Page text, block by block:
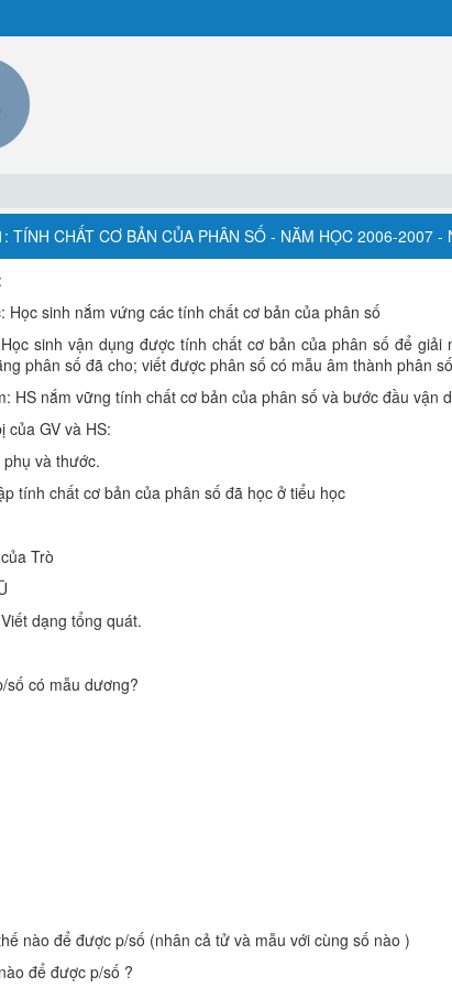
TÍNH CHẤT CƠ BẢN CỦA PHÂN SỐ - NĂM HỌC 2006-2007 -
Học sinh nắm vứng các tính chất cơ bản của phân số
sinh vận dụng được tính chất cơ bản của phân số để giải
phân số đã cho; viết được phân số có mẫu âm thành phân
HS nắm vững tính chất cơ bản của phân số và bước đầu vận
của GV và HS:
phụ và thước.
tính chất cơ bản của phân số đã học ở tiểu học
Trò
dạng tổng quát.
số có mẫu dương?
nào để được p/số (nhân cả tử và mẫu với cùng số nào )
để được p/số ?